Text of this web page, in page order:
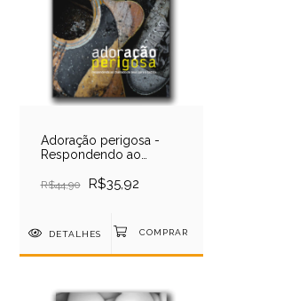
Adoração perigosa -
Respondendo ao
a justiça - Mark
R$44,90 R$35,92
DETALHES